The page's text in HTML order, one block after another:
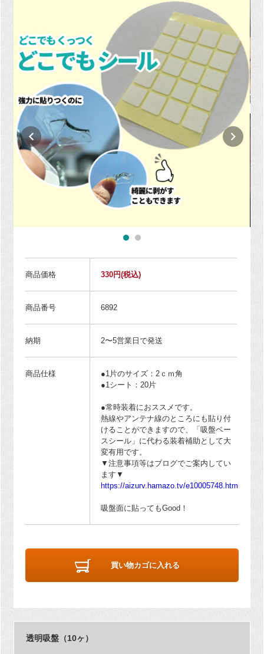
商品価格 330円(税込)
商品番号 6892
納期 2〜5営業日で発送
商品仕様
●1片のサイズ：2ｃｍ角
●1シート：20片
●常時装着におススメです。
熱線やアンテナ線のところにも貼り付
けることができますので、「吸盤ベー
スシール」に代わる装着補助として大
変有用です。
▼注意事項等はブログでご案内してい
ます▼
https://aizurv.hamazo.tv/e10005748.html
吸盤面に貼ってもGood！
買い物カゴに入れる
透明吸盤（10ヶ）